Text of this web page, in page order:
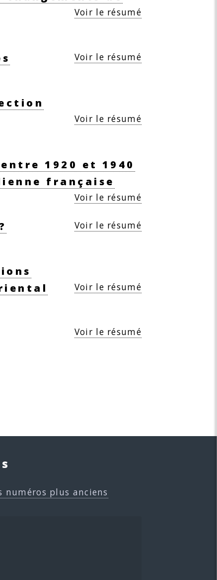
Voir le résumé
Voir le résumé
Voir le résumé
1920 et 1940
française
Voir le résumé
Voir le résumé
Voir le résumé
Voir le résumé
numéros plus anciens